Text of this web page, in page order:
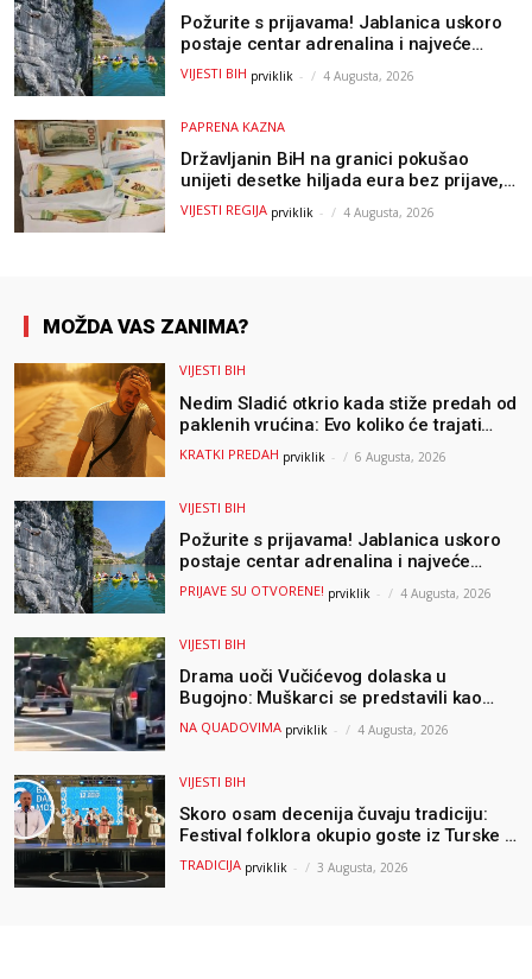
Požurite s prijavama! Jablanica uskoro
postaje centar adrenalina i najveće
outdoor avanture ovog ljeta
VIJESTI BIH prviklik - 4 Augusta, 2026
PAPRENA KAZNA
Državljanin BiH na granici pokušao
unijeti desetke hiljada eura bez prijave,
uslijedila “paprena” kazna
VIJESTI REGIJA prviklik - 4 Augusta, 2026
MOŽDA VAS ZANIMA?
VIJESTI BIH
Nedim Sladić otkrio kada stiže predah od
paklenih vrućina: Evo koliko će trajati
osvježenje u BiH
KRATKI PREDAH prviklik - 6 Augusta, 2026
VIJESTI BIH
Požurite s prijavama! Jablanica uskoro
postaje centar adrenalina i najveće
outdoor avanture ovog ljeta
PRIJAVE SU OTVORENE! prviklik - 4 Augusta, 2026
VIJESTI BIH
Drama uoči Vučićevog dolaska u
Bugojno: Muškarci se predstavili kao
osiguranje pa pobjegli u šumu
NA QUADOVIMA prviklik - 4 Augusta, 2026
VIJESTI BIH
Skoro osam decenija čuvaju tradiciju:
Festival folklora okupio goste iz Turske i
Albanije
TRADICIJA prviklik - 3 Augusta, 2026